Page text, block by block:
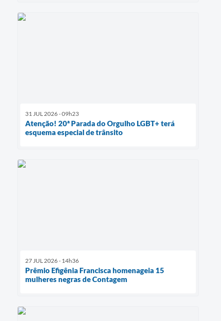
31 JUL 2026 - 09h23
Atenção! 20ª Parada do Orgulho LGBT+ terá
esquema especial de trânsito
27 JUL 2026 - 14h36
Prêmio Efigênia Francisca homenageia 15
mulheres negras de Contagem